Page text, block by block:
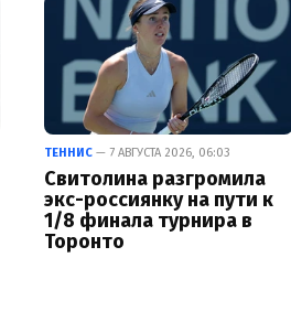
ТЕННИС— 7 АВГУСТА 2026, 06:03
Свитолина разгромила
экс-россиянку на пути к
1/8 финала турнира в
Торонто